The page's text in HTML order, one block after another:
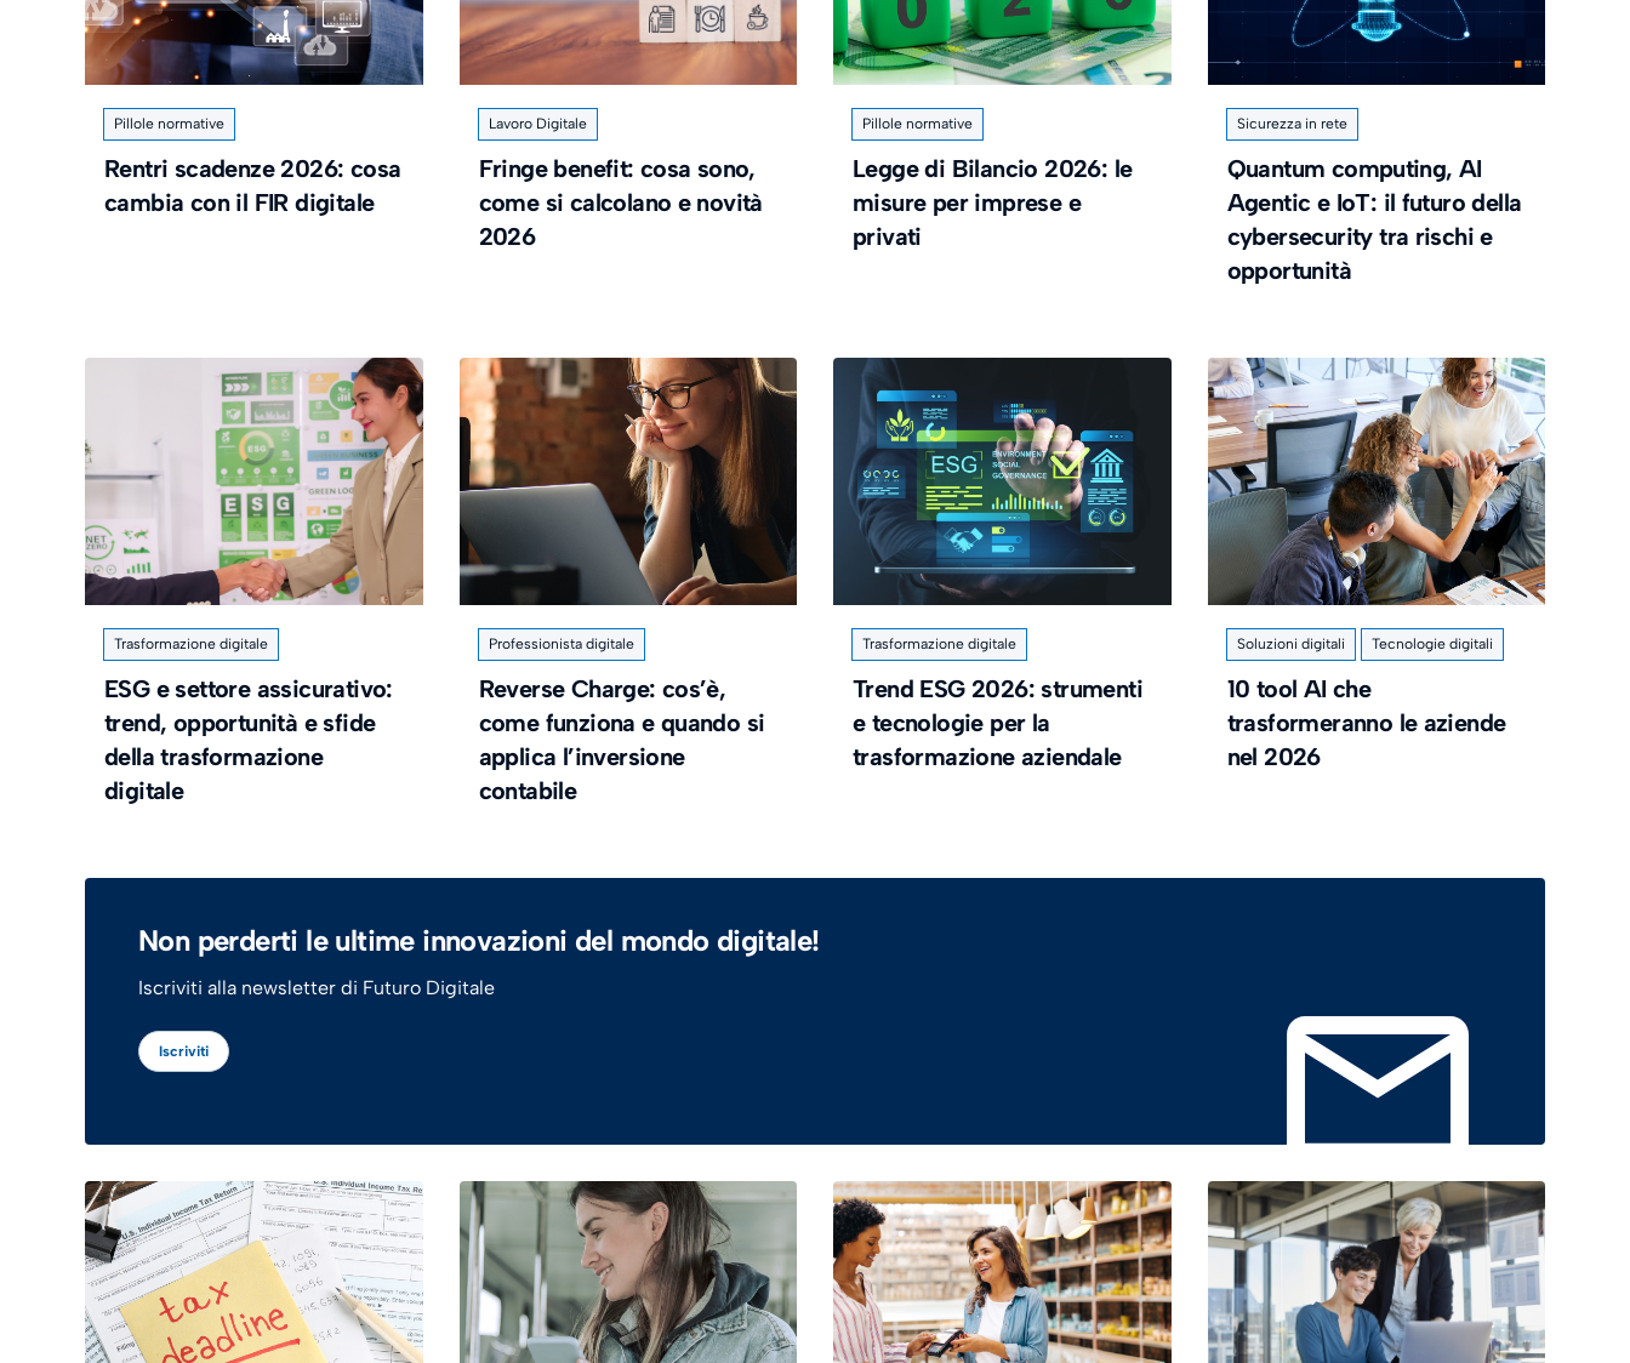
Pillole normative
Rentri scadenze 2026: cosa
cambia con il FIR digitale
Lavoro Digitale
Fringe benefit: cosa sono,
come si calcolano e novità
2026
Pillole normative
Legge di Bilancio 2026: le
misure per imprese e
privati
Sicurezza in rete
Quantum computing, AI
Agentic e IoT: il futuro della
cybersecurity tra rischi e
opportunità
Trasformazione digitale
ESG e settore assicurativo:
trend, opportunità e sfide
della trasformazione
digitale
Professionista digitale
Reverse Charge: cos’è,
come funziona e quando si
applica l’inversione
contabile
Trasformazione digitale
Trend ESG 2026: strumenti
e tecnologie per la
trasformazione aziendale
Soluzioni digitali Tecnologie digitali
10 tool AI che
trasformeranno le aziende
nel 2026
Non perderti le ultime innovazioni del mondo digitale!
Iscriviti alla newsletter di Futuro Digitale
Iscriviti